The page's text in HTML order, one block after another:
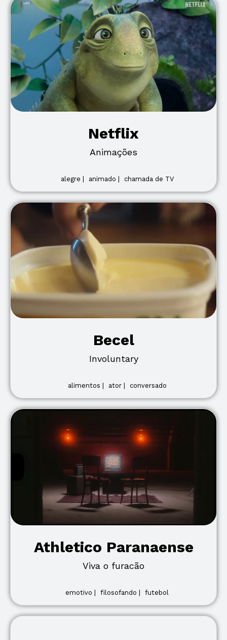
Netflix
Animações
alegre | animado | chamada de TV
Becel
Involuntary
alimentos | ator | conversado
Athletico Paranaense
Viva o furacão
emotivo | filosofando | futebol